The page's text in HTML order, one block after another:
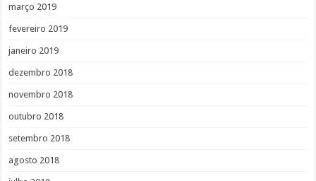
março 2019
fevereiro 2019
janeiro 2019
dezembro 2018
novembro 2018
outubro 2018
setembro 2018
agosto 2018